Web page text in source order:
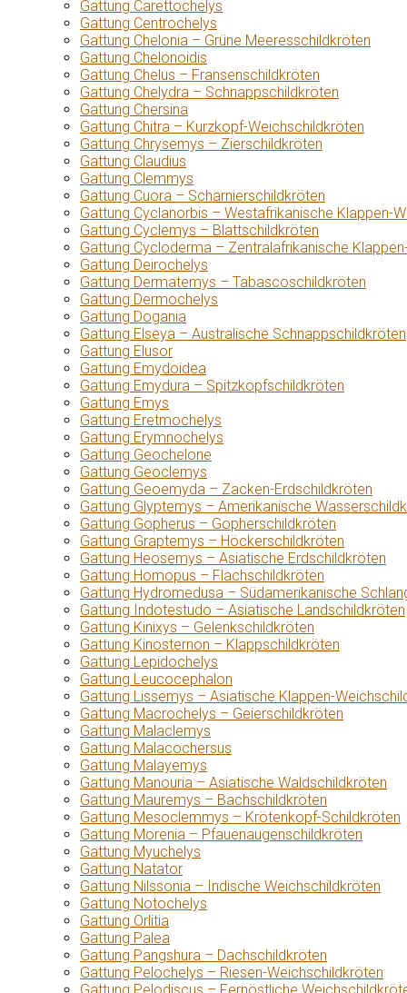
Gattung Carettochelys
Gattung Centrochelys
Gattung Chelonia – Grüne Meeresschildkröten
Gattung Chelonoidis
Gattung Chelus – Fransenschildkröten
Gattung Chelydra – Schnappschildkröten
Gattung Chersina
Gattung Chitra – Kurzkopf-Weichschildkröten
Gattung Chrysemys – Zierschildkröten
Gattung Claudius
Gattung Clemmys
Gattung Cuora – Scharnierschildkröten
Gattung Cyclanorbis – Westafrikanische Klappen-
Gattung Cyclemys – Blattschildkröten
Gattung Cycloderma – Zentralafrikanische
Gattung Deirochelys
Gattung Dermatemys – Tabascoschildkröten
Gattung Dermochelys
Gattung Dogania
Gattung Elseya – Australische Schnappschildkröten
Gattung Elusor
Gattung Emydoidea
Gattung Emydura – Spitzkopfschildkröten
Gattung Emys
Gattung Eretmochelys
Gattung Erymnochelys
Gattung Geochelone
Gattung Geoclemys
Gattung Geoemyda – Zacken-Erdschildkröten
Gattung Glyptemys – Amerikanische
Gattung Gopherus – Gopherschildkröten
Gattung Graptemys – Höckerschildkröten
Gattung Heosemys – Asiatische Erdschildkröten
Gattung Homopus – Flachschildkröten
Gattung Hydromedusa – Südamerikanische
Gattung Indotestudo – Asiatische Landschildkröten
Gattung Kinixys – Gelenkschildkröten
Gattung Kinosternon – Klappschildkröten
Gattung Lepidochelys
Gattung Leucocephalon
Gattung Lissemys – Asiatische Klappen-
Gattung Macrochelys – Geierschildkröten
Gattung Malaclemys
Gattung Malacochersus
Gattung Malayemys
Gattung Manouria – Asiatische Waldschildkröten
Gattung Mauremys – Bachschildkröten
Gattung Mesoclemmys – Krötenkopf-Schildkröten
Gattung Morenia – Pfauenaugenschildkröten
Gattung Myuchelys
Gattung Natator
Gattung Nilssonia – Indische Weichschildkröten
Gattung Notochelys
Gattung Orlitia
Gattung Palea
Gattung Pangshura – Dachschildkröten
Gattung Pelochelys – Riesen-Weichschildkröten